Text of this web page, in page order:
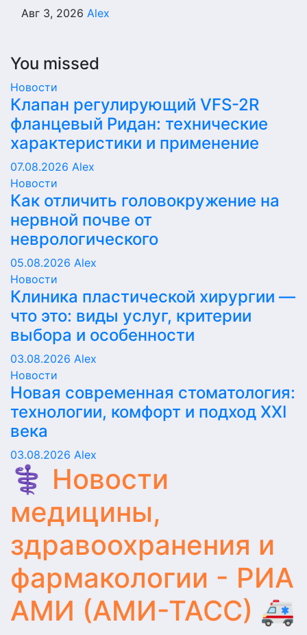
Авг 3, 2026 Alex
You missed
Новости
Клапан регулирующий VFS-2R
фланцевый Ридан: технические
характеристики и применение
07.08.2026 Alex
Новости
Как отличить головокружение на
нервной почве от
неврологического
05.08.2026 Alex
Новости
Клиника пластической хирургии —
что это: виды услуг, критерии
выбора и особенности
03.08.2026 Alex
Новости
Новая современная стоматология:
технологии, комфорт и подход XXI
века
03.08.2026 Alex
⚕️ Новости
медицины,
здравоохранения и
фармакологии - РИА
АМИ (АМИ-ТАСС) 🚑